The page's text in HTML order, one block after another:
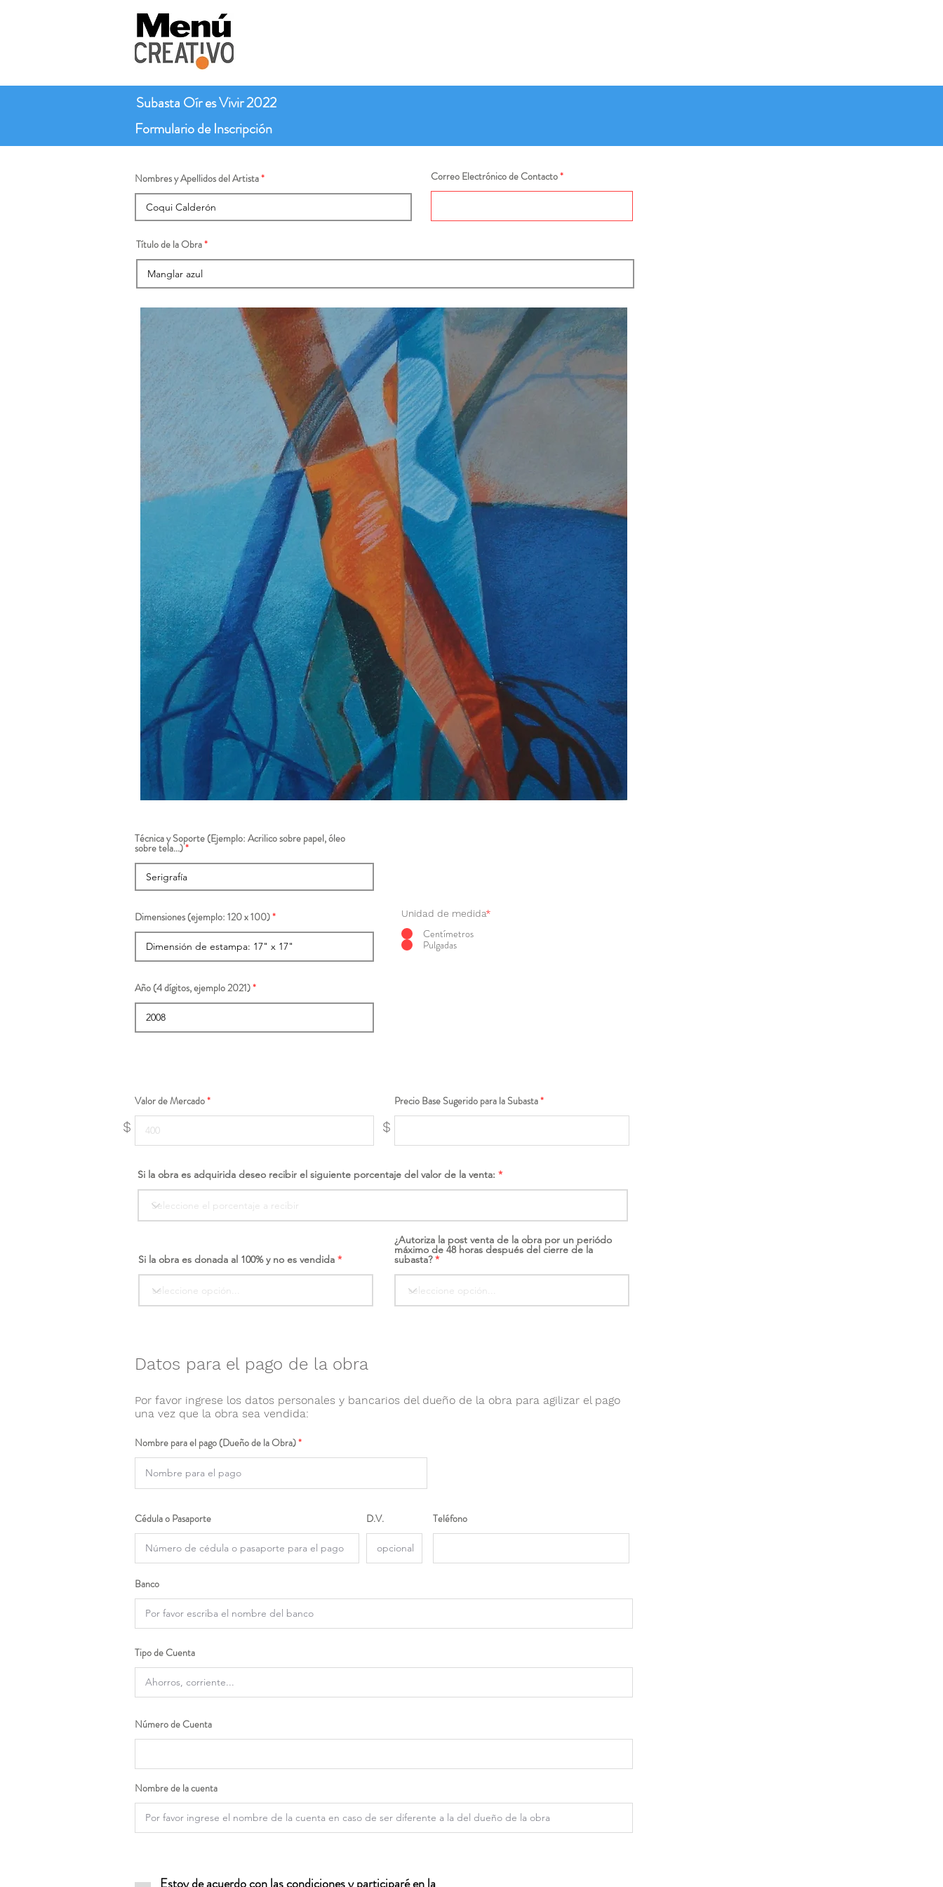
Subasta Oír es Vivir 2022
Formulario de Inscripción
Nombres y Apellidos del Artista Correo Electrónico de Contacto
Título de la Obra
Técnica y Soporte (Ejemplo: Acrilico sobre papel, óleo
sobre tela...)
Dimensiones (ejemplo: 120 x 100) Unidad de medida*
Centímetros
Pulgadas
Año (4 dígitos, ejemplo 2021)
$
Valor de Mercado
$
Precio Base Sugerido para la Subasta
Si la obra es adquirida deseo recibir el siguiente porcentaje del valor de la venta:
Si la obra es donada al 100% y no es vendida
¿Autoriza la post venta de la obra por un periódo
máximo de 48 horas después del cierre de la
subasta?
Datos para el pago de la obra
Por favor ingrese los datos personales y bancarios del dueño de la obra para agilizar el pago
una vez que la obra sea vendida:
Nombre para el pago (Dueño de la Obra)
Cédula o Pasaporte D.V. Teléfono
Banco
Tipo de Cuenta
Número de Cuenta
Nombre de la cuenta